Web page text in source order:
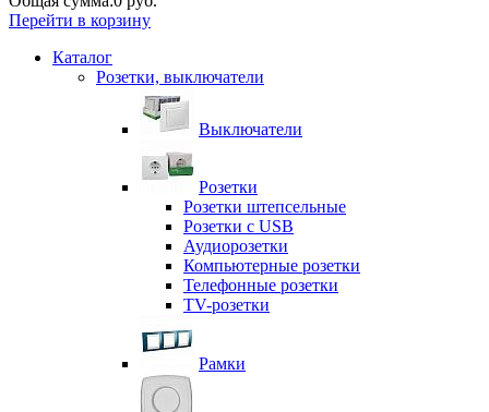
Перейти в корзину
Каталог
Розетки, выключатели
Выключатели
Розетки
Розетки штепсельные
Розетки с USB
Аудиорозетки
Компьютерные розетки
Телефонные розетки
TV-розетки
Рамки